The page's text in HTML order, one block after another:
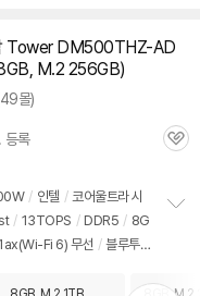
Tower DM500THZ-AD
M.2 256GB)
몰)
록
관
/ 인텔 / 코어울트라 시
/ 13TOPS / DDR5 / 8G
Fi 6) 무선 / 블루투
가격: 3,499,000원
치